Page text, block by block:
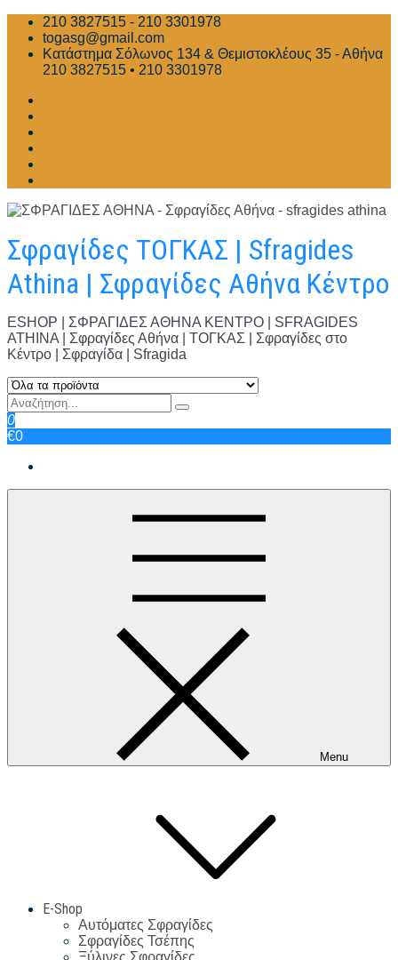
Skip
content
210 3827515 - 210 3301978
togasg@gmail.com
Κατάστημα Σόλωνος 134 & Θεμιστοκλέους 35 - Αθήνα
210 3827515 • 210 3301978
Σφραγίδες ΤΟΓΚΑΣ | Sfragides
Athina | Σφραγίδες Αθήνα Κέντρο
ESHOP | ΣΦΡΑΓΙΔΕΣ ΑΘΗΝΑ ΚΕΝΤΡΟ | SFRAGIDES
ATHINA | Σφραγίδες Αθήνα | ΤΟΓΚΑΣ | Σφραγίδες στο
Κέντρο | Σφραγίδα | Sfragida
0
€0
Menu
E-Shop
Αυτόματες Σφραγίδες
Σφραγίδες Τσέπης
Ξύλινες Σφραγίδες